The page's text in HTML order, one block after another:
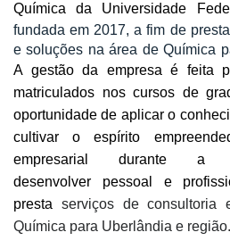
Química da Universidade
fundada em 2017, a fim de
e soluções na área de Química
A gestão da empresa é feita
matriculados nos cursos de
oportunidade de aplicar o
cultivar o espírito
empresarial durante
desenvolver pessoal e
presta serviços de consultoria
Química para Uberlândia e região.